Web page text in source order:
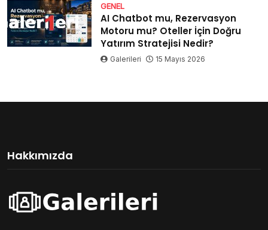
GENEL
AI Chatbot mu, Rezervasyon
Motoru mu? Oteller İçin Doğru
Yatırım Stratejisi Nedir?
Galerileri 15 Mayıs 2026
Hakkımızda